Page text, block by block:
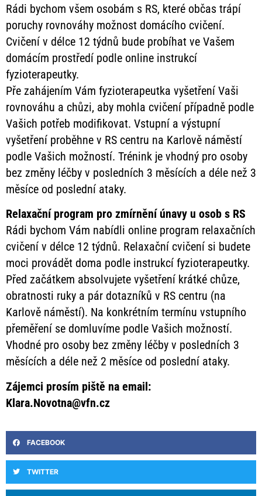
Rádi bychom všem osobám s RS, které občas trápí
poruchy rovnováhy možnost domácího cvičení.
Cvičení v délce 12 týdnů bude probíhat ve Vašem
domácím prostředí podle online instrukcí
fyzioterapeutky.
Pře zahájením Vám fyzioterapeutka vyšetření Vaši
rovnováhu a chůzi, aby mohla cvičení případně podle
Vašich potřeb modifikovat. Vstupní a výstupní
vyšetření proběhne v RS centru na Karlově náměstí
podle Vašich možností. Trénink je vhodný pro osoby
bez změny léčby v posledních 3 měsících a déle než 3
měsíce od poslední ataky.
Relaxační program pro zmírnění únavy u osob s RS
Rádi bychom Vám nabídli online program relaxačních
cvičení v délce 12 týdnů. Relaxační cvičení si budete
moci provádět doma podle instrukcí fyzioterapeutky.
Před začátkem absolvujete vyšetření krátké chůze,
obratnosti ruky a pár dotazníků v RS centru (na
Karlově náměstí). Na konkrétním termínu vstupního
přeměření se domluvíme podle Vašich možností.
Vhodné pro osoby bez změny léčby v posledních 3
měsících a déle než 2 měsíce od poslední ataky.
Zájemci prosím piště na email:
Klara.Novotna@vfn.cz
FACEBOOK
TWITTER